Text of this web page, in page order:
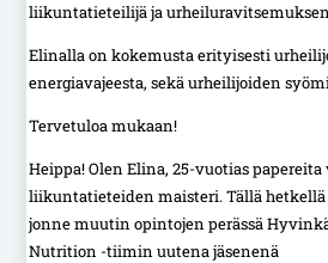
liikuntatieteilijä ja
Elinalla on kokemusta erityisesti
energiavajeesta, sekä urheilijoiden
Tervetuloa mukaan!
Heippa! Olen Elina, 25-vuotias
liikuntatieteiden maisteri. Tällä hetkellä
jonne muutin opintojen perässä
Nutrition -tiimin uutena jäsenenä